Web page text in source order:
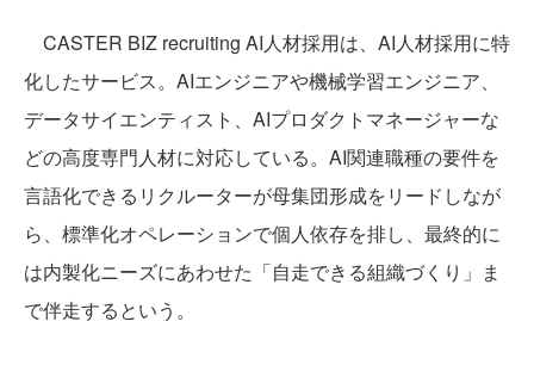
CASTER BIZ recruiting AI人材採用は、AI人材採用に特
化したサービス。AIエンジニアや機械学習エンジニア、
データサイエンティスト、AIプロダクトマネージャーな
どの高度専門人材に対応している。AI関連職種の要件を
言語化できるリクルーターが母集団形成をリードしなが
ら、標準化オペレーションで個人依存を排し、最終的に
は内製化ニーズにあわせた「自走できる組織づくり」ま
で伴走するという。